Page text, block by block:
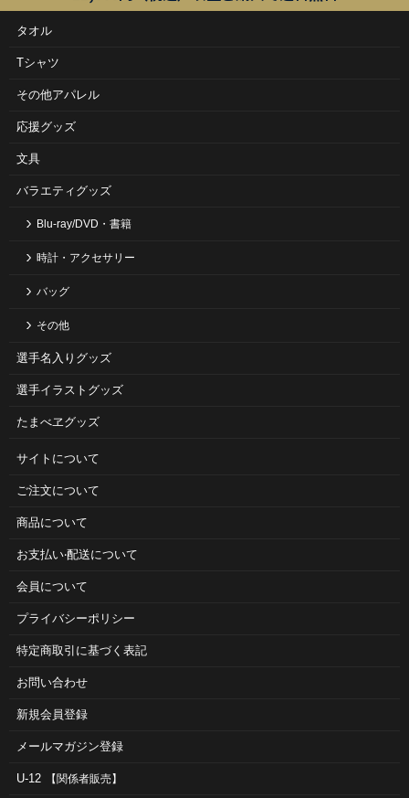
タオル
Tシャツ
その他アパレル
応援グッズ
文具
バラエティグッズ
Blu-ray/DVD・書籍
時計・アクセサリー
バッグ
その他
選手名入りグッズ
選手イラストグッズ
たまべヱグッズ
サイトについて
ご注⽂について
商品について
お⽀払い‧配送について
会員について
プライバシーポリシー
特定商取引に基づく表記
お問い合わせ
新規会員登録
メールマガジン登録
U-12 【関係者販売】